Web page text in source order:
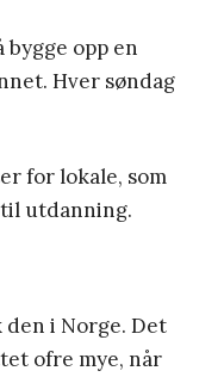
opp en
Hver søndag
for lokale, som
utdanning.
i Norge. Det
ofre mye, når